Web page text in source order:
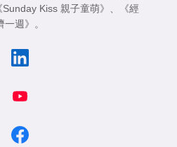
Sunday Kiss 親子童萌》
《經
一週》
。